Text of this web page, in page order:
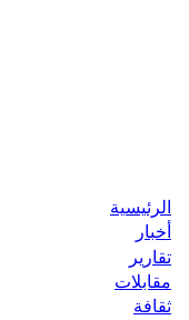
الرئيسية
أخبار
تقارير
مقابلات
ثقافة